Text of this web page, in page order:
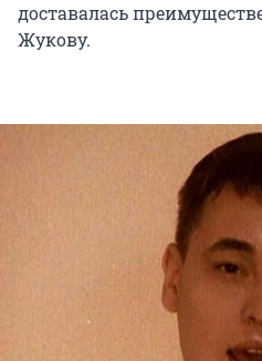
доставалась
Жукову.